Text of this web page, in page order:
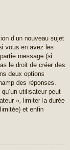
d’un nouveau sujet
vous en avez les
message (si
le droit de créer des
deux options
des réponses.
utilisateur peut
», limiter la durée
et enfin